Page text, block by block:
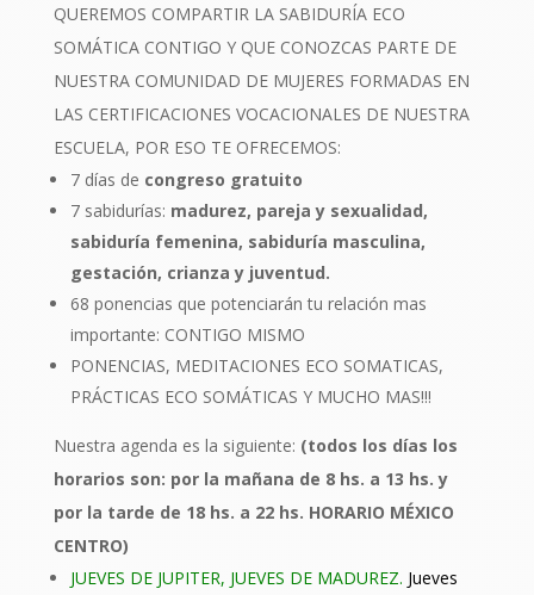
QUEREMOS COMPARTIR LA SABIDURÍA ECO
SOMÁTICA CONTIGO Y QUE CONOZCAS PARTE DE
NUESTRA COMUNIDAD DE MUJERES FORMADAS EN
LAS CERTIFICACIONES VOCACIONALES DE NUESTRA
ESCUELA, POR ESO TE OFRECEMOS:
7 días de congreso gratuito
7 sabidurías: madurez, pareja y sexualidad,
sabiduría femenina, sabiduría masculina,
gestación, crianza y juventud.
68 ponencias que potenciarán tu relación mas
importante: CONTIGO MISMO
PONENCIAS, MEDITACIONES ECO SOMATICAS,
PRÁCTICAS ECO SOMÁTICAS Y MUCHO MAS!!!
Nuestra agenda es la siguiente: (todos los días los
horarios son: por la mañana de 8 hs. a 13 hs. y
por la tarde de 18 hs. a 22 hs. HORARIO MÉXICO
CENTRO)
JUEVES DE JUPITER, JUEVES DE MADUREZ. Jueves